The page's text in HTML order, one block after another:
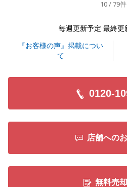
10 / 79件
毎週更新予定 最終更
『お客様の声』掲載につい
て
0120-
店舗への
無料売